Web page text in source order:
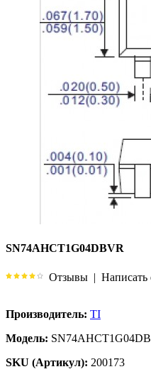
SN74AHCT1G04DBVR
Отзывы | Написать
Производитель: TI
Модель:
SKU (Артикул): 200173